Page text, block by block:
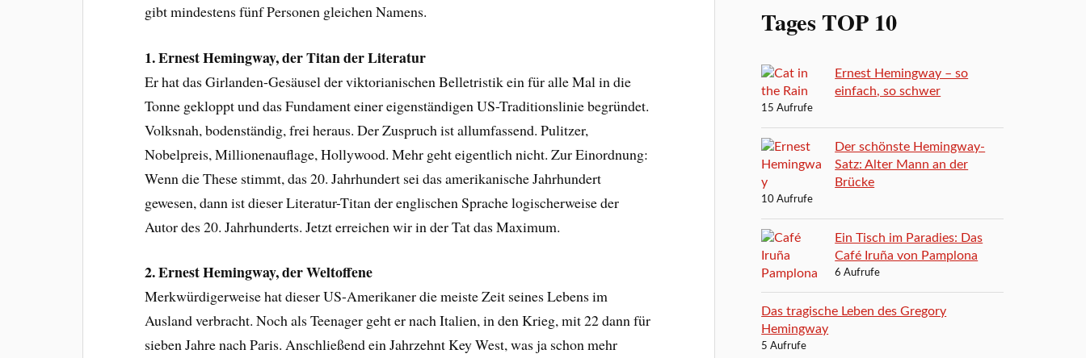
gibt mindestens fünf Personen gleichen Namens.
1. Ernest Hemingway, der Titan der Literatur
Er hat das Girlanden-Gesäusel der viktorianischen Belletristik ein für alle Mal in die
Tonne gekloppt und das Fundament einer eigenständigen US-Traditionslinie begründet.
Volksnah, bodenständig, frei heraus. Der Zuspruch ist allumfassend. Pulitzer,
Nobelpreis, Millionenauflage, Hollywood. Mehr geht eigentlich nicht. Zur Einordnung:
Wenn die These stimmt, das 20. Jahrhundert sei das amerikanische Jahrhundert
gewesen, dann ist dieser Literatur-Titan der englischen Sprache logischerweise der
Autor des 20. Jahrhunderts. Jetzt erreichen wir in der Tat das Maximum.
2. Ernest Hemingway, der Weltoffene
Merkwürdigerweise hat dieser US-Amerikaner die meiste Zeit seines Lebens im
Ausland verbracht. Noch als Teenager geht er nach Italien, in den Krieg, mit 22 dann für
sieben Jahre nach Paris. Anschließend ein Jahrzehnt Key West, was ja schon mehr
Tages TOP 10
Ernest Hemingway – so
einfach, so schwer
15 Aufrufe
Der schönste Hemingway-
Satz: Alter Mann an der
Brücke
10 Aufrufe
Ein Tisch im Paradies: Das
Café Iruña von Pamplona
6 Aufrufe
Das tragische Leben des Gregory
Hemingway
5 Aufrufe